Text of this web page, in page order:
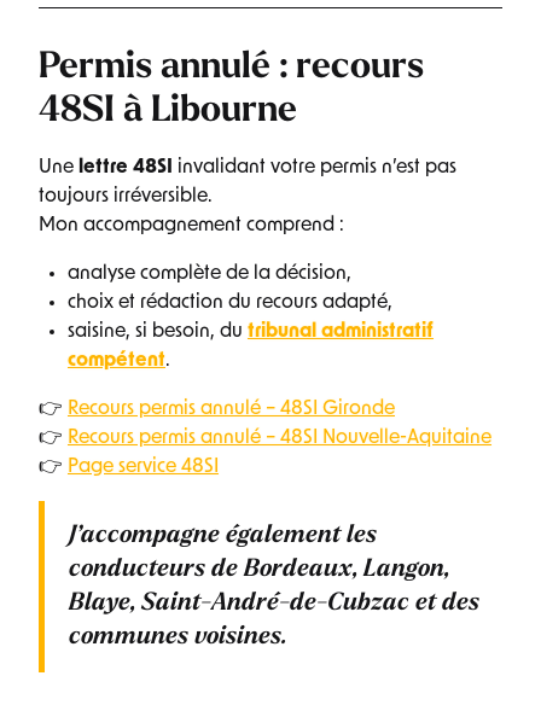
Permis annulé : recours
48SI à Libourne
Une lettre 48SI
invalidant votre permis n’est pas
toujours irréversible.
Mon accompagnement comprend :
analyse complète de la décision,
choix et rédaction du recours adapté,
saisine, si besoin, du tribunal administratif
compétent.
👉 Recours permis annulé – 48SI Gironde
👉 Recours permis annulé – 48SI Nouvelle-Aquitaine
👉 Page service 48SI
J’accompagne également les
conducteurs deBordeaux, Langon,
Blaye, Saint-André-de-Cubzac et des
communes voisines.